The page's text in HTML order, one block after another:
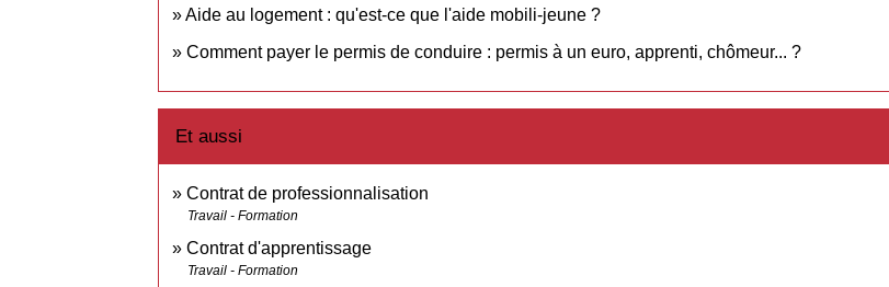
Aide au logement : qu'est-ce que l'aide mobili-jeune ?
Comment payer le permis de conduire : permis à un euro, apprenti, chômeur... ?
Et aussi
Contrat de professionnalisation
Travail - Formation
Contrat d'apprentissage
Travail - Formation